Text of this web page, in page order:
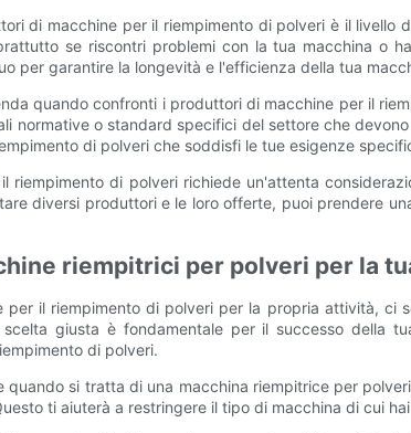
di macchine per il riempimento di polveri è il
se riscontri problemi con la tua macchina o
per garantire la longevità e l'efficienza della tua
quando confronti i produttori di macchine per il
normative o standard specifici del settore che
di polveri che soddisfi le tue esigenze
di polveri richiede un'attenta
diversi produttori e le loro offerte, puoi prendere
riempitrici per polveri per la
il riempimento di polveri per la propria attività,
giusta è fondamentale per il successo della
di polveri.
si tratta di una macchina riempitrice per
ti aiuterà a restringere il tipo di macchina di cui